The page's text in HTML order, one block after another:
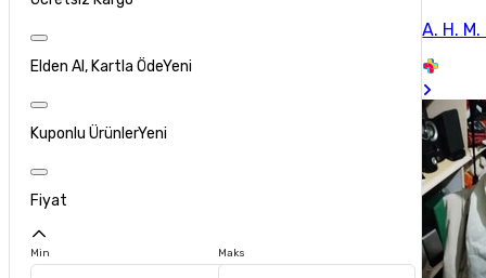
Elden Al, Kartla ÖdeYeni
Kuponlu ÜrünlerYeni
Fiyat
Min Maks
A. H. M.